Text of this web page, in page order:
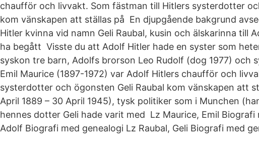
chaufför och livvakt. Som fästman till Hitlers systerdotter
kom vänskapen att ställas på En djupgående bakgrund
Hitler kvinna vid namn Geli Raubal, kusin och älskarinna till
ha begått Visste du att Adolf Hitler hade en syster som
syskon tre barn, Adolfs brorson Leo Rudolf (dog 1977) och
Emil Maurice (1897-1972) var Adolf Hitlers chaufför och
systerdotter och ögonsten Geli Raubal kom vänskapen att
April 1889 – 30 April 1945), tysk politiker som i Munchen
hennes dotter Geli hade varit med Lz Maurice, Emil Biografi
Adolf Biografi med genealogi Lz Raubal, Geli Biografi med